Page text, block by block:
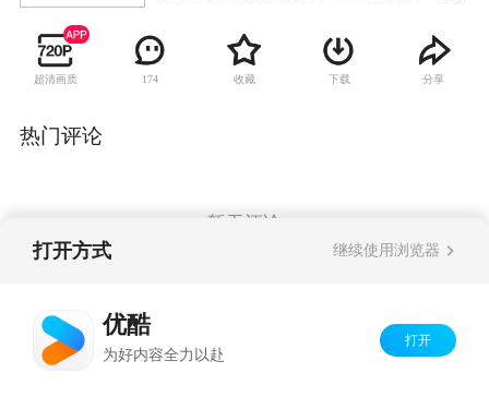
司会长的孙子皇太子展开了一段浪漫的爱情之
旅……
超清画质 174 收藏 下载 分享
热门评论
暂无评论
打开方式 继续使用浏览器
优酷
为好内容全力以赴
打开